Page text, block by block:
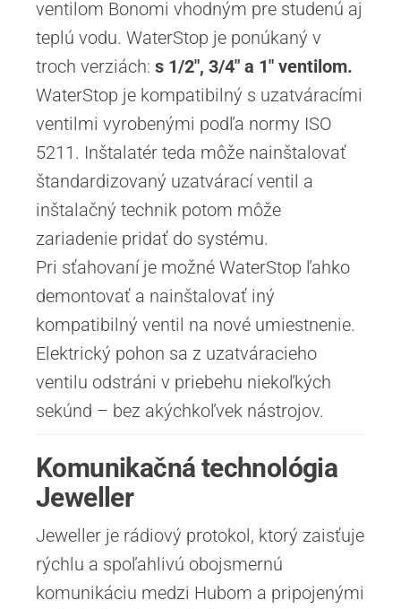
ventilom Bonomi vhodným pre studenú aj
teplú vodu. WaterStop je ponúkaný v
troch verziách: s 1/2″, 3/4″ a 1″ ventilom.
WaterStop je kompatibilný s uzatváracími
ventilmi vyrobenými podľa normy ISO
5211. Inštalatér teda môže nainštalovať
štandardizovaný uzatvárací ventil a
inštalačný technik potom môže
zariadenie pridať do systému.
Pri sťahovaní je možné WaterStop ľahko
demontovať a nainštalovať iný
kompatibilný ventil na nové umiestnenie.
Elektrický pohon sa z uzatváracieho
ventilu odstráni v priebehu niekoľkých
sekúnd – bez akýchkoľvek nástrojov.
Komunikačná technológia
Jeweller
Jeweller je rádiový protokol, ktorý zaisťuje
rýchlu a spoľahlivú obojsmernú
komunikáciu medzi Hubom a pripojenými